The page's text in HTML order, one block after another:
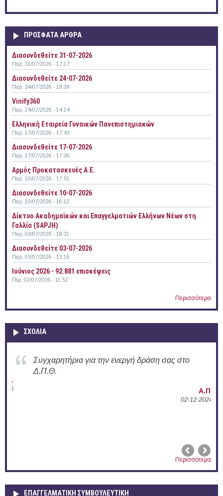
ΠΡΟΣΦΑΤΑ ΑΡΘΡΑ
Διασυνδεθείτε 31-07-2026
Παρ, 31/07/2026 - 17:17
Διασυνδεθείτε 24-07-2026
Παρ, 24/07/2026 - 18:39
Vinify360
Παρ, 24/07/2026 - 14:14
Ελληνική Εταιρεία Γυναικών Πανεπιστημιακών
Παρ, 17/07/2026 - 17:43
Διασυνδεθείτε 17-07-2026
Παρ, 17/07/2026 - 17:36
Αρμός Προκατασκευές Α.Ε.
Παρ, 10/07/2026 - 17:51
Διασυνδεθείτε 10-07-2026
Παρ, 10/07/2026 - 16:12
Δίκτυο Ακαδημαϊκών και Επαγγελματιών Ελλήνων Νέων στη
Γαλλία (SAPJH)
Παρ, 03/07/2026 - 18:31
Διασυνδεθείτε 03-07-2026
Παρ, 03/07/2026 - 13:16
Ιούνιος 2026 - 92.881 επισκέψεις
Πέμ, 02/07/2026 - 11:52
Περισσότερα
ΣΧΟΛΙΑ
Συγχαρητήρια για την ενεργή δράση σας στο
Δ.Π.Θ.
Α.Π.
02-12-2024
Περισσότερα
ΕΠΑΓΓΕΛΜΑΤΙΚΉ ΣΥΜΒΟΥΛΕΥΤΙΚΉ